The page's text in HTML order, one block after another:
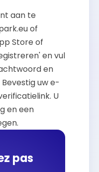
aan te
of
Store of
en vul
en
uw e-
U
en een
pas